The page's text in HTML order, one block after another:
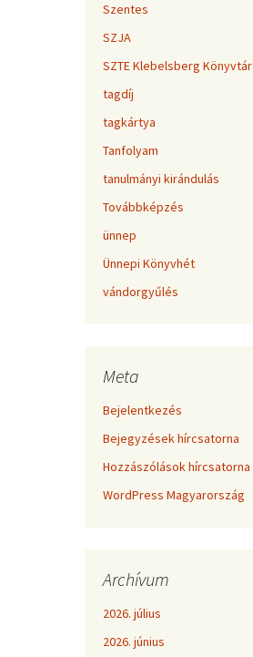
Szentes
SZJA
SZTE Klebelsberg Könyvtár
tagdíj
tagkártya
Tanfolyam
tanulmányi kirándulás
Továbbképzés
ünnep
Ünnepi Könyvhét
vándorgyűlés
Meta
Bejelentkezés
Bejegyzések hírcsatorna
Hozzászólások hírcsatorna
WordPress Magyarország
Archívum
2026. július
2026. június